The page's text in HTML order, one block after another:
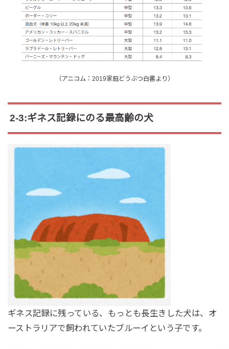
（アニコム：2019家庭どうぶつ白書より）
2-3:ギネス記録にのる最高齢の犬
ギネス記録に残っている、もっとも長生きした犬は、オ
ーストラリアで飼われていたブルーイという子です。